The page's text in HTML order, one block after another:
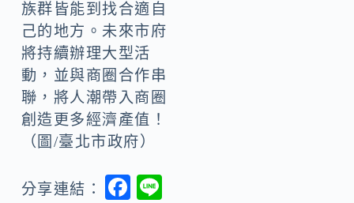
族群皆能到找合適自
己的地方。未來市府
將持續辦理大型活
動，並與商圈合作串
聯，將人潮帶入商圈
創造更多經濟產值！
（圖/臺北市政府）
分享連結：
F